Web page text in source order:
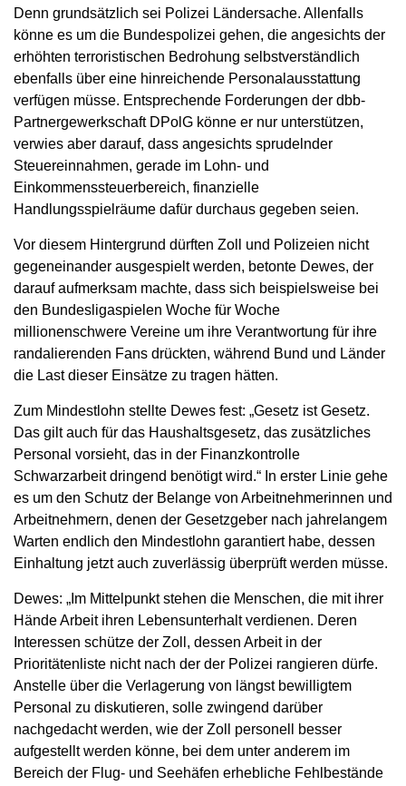
Denn grundsätzlich sei Polizei Ländersache. Allenfalls
könne es um die Bundespolizei gehen, die angesichts der
erhöhten terroristischen Bedrohung selbstverständlich
ebenfalls über eine hinreichende Personalausstattung
verfügen müsse. Entsprechende Forderungen der dbb-
Partnergewerkschaft DPolG könne er nur unterstützen,
verwies aber darauf, dass angesichts sprudelnder
Steuereinnahmen, gerade im Lohn- und
Einkommenssteuerbereich, finanzielle
Handlungsspielräume dafür durchaus gegeben seien.
Vor diesem Hintergrund dürften Zoll und Polizeien nicht
gegeneinander ausgespielt werden, betonte Dewes, der
darauf aufmerksam machte, dass sich beispielsweise bei
den Bundesligaspielen Woche für Woche
millionenschwere Vereine um ihre Verantwortung für ihre
randalierenden Fans drückten, während Bund und Länder
die Last dieser Einsätze zu tragen hätten.
Zum Mindestlohn stellte Dewes fest: „Gesetz ist Gesetz.
Das gilt auch für das Haushaltsgesetz, das zusätzliches
Personal vorsieht, das in der Finanzkontrolle
Schwarzarbeit dringend benötigt wird.“ In erster Linie gehe
es um den Schutz der Belange von Arbeitnehmerinnen und
Arbeitnehmern, denen der Gesetzgeber nach jahrelangem
Warten endlich den Mindestlohn garantiert habe, dessen
Einhaltung jetzt auch zuverlässig überprüft werden müsse.
Dewes: „Im Mittelpunkt stehen die Menschen, die mit ihrer
Hände Arbeit ihren Lebensunterhalt verdienen. Deren
Interessen schütze der Zoll, dessen Arbeit in der
Prioritätenliste nicht nach der der Polizei rangieren dürfe.
Anstelle über die Verlagerung von längst bewilligtem
Personal zu diskutieren, solle zwingend darüber
nachgedacht werden, wie der Zoll personell besser
aufgestellt werden könne, bei dem unter anderem im
Bereich der Flug- und Seehäfen erhebliche Fehlbestände